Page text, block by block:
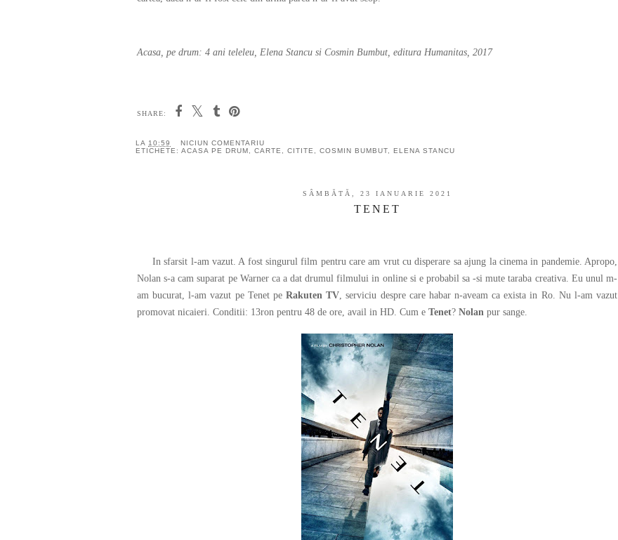
Acasa, pe drum: 4 ani teleleu, Elena Stancu si Cosmin Bumbut, editura Humanitas, 2017
SHARE:
LA 10:59
NICIUN COMENTARIU
ETICHETE: ACASA PE DRUM, CARTE, CITITE, COSMIN BUMBUT, ELENA STANCU
SÂMBĂTĂ, 23 IANUARIE 2021
TENET
In sfarsit l-am vazut. A fost singurul film pentru care am vrut cu disperare sa ajung la cinema in pandemie. Apropo,
Nolan s-a cam suparat pe Warner ca a dat drumul filmului in online si e probabil sa -si mute taraba creativa. Eu unul m-
am bucurat, l-am vazut pe Tenet peRakuten TV , serviciu despre care habar n-aveam ca exista in Ro. Nu l-am vazut
promovat nicaieri. Conditii: 13ron pentru 48 de ore, avail in HD. Cum e Tenet? Nolan pur sange.